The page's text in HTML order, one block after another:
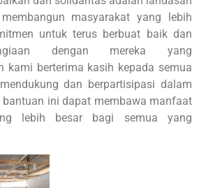
masyarakat yang lebih
untuk terus berbuat baik dan
dengan mereka yang
kami berterima kasih kepada semua
dan berpartisipasi dalam
bantuan ini dapat membawa manfaat
lebih besar bagi semua yang